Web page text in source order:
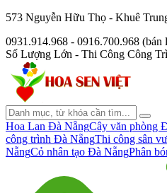
573 Nguyễn Hữu Thọ - Khuê
0931.914.968 - 0916.700.968
Số Lượng Lớn - Thi Công Công
Hoa Lan Đà NẵngCây văn phòng
công trình Đà NẵngThi công sân
NẵngCỏ nhân tạo Đà NẵngPhân